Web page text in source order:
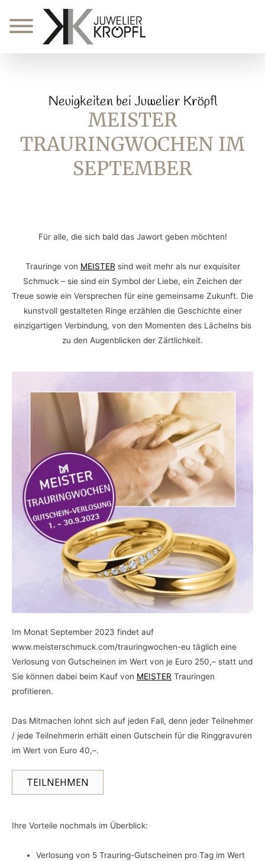
Zum
Neuigkeiten bei Juwelier Kröpfl
MEISTER
TRAURINGWOCHEN IM
SEPTEMBER
Für alle, die sich bald das Jawort geben möchten!
Trauringe von MEISTER sind weit mehr als nur exquisiter
Schmuck – sie sind ein Symbol der Liebe, ein Zeichen der
Treue sowie ein Versprechen für eine gemeinsame Zukunft. Die
kunstvoll gestalteten Ringe erzählen die Geschichte einer
einzigartigen Verbindung, von den Momenten des Lächelns bis
zu den Augenblicken der Zärtlichkeit.
Im Monat September 2023 findet auf
www.meisterschmuck.com/trauringwochen-eu täglich eine
Verlosung von Gutscheinen im Wert von je Euro 250,– statt und
Sie können dabei beim Kauf von MEISTER Trauringen
profitieren.
Das Mitmachen lohnt sich auf jeden Fall, denn jeder Teilnehmer
/ jede Teilnehmerin erhält einen Gutschein für die Ringgravuren
im Wert von Euro 40,–.
TEILNEHMEN
Ihre Vorteile nochmals im Überblick:
Verlosung von 5 Trauring-Gutscheinen pro Tag im Wert